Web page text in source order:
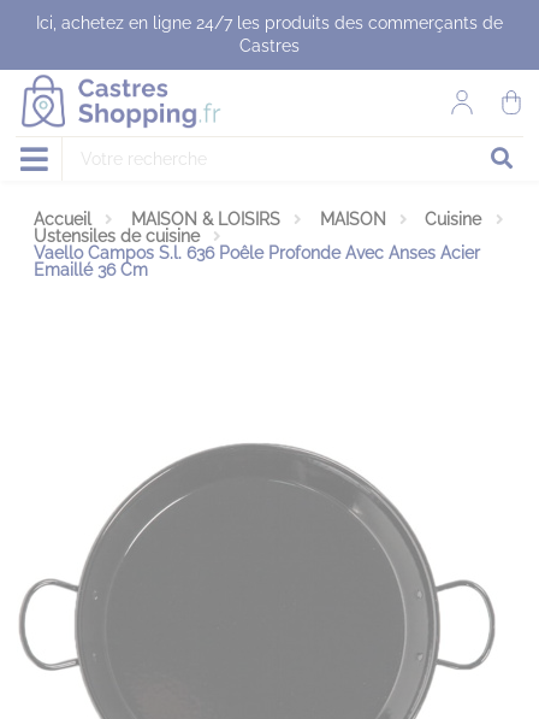
Ici, achetez en ligne 24/7 les produits des commerçants de
Castres
Accueil MAISON & LOISIRS MAISON
Cuisine
Ustensiles de cuisine
Vaello Campos S.l. 636 Poêle Profonde Avec Anses Acier
Emaillé 36 Cm
Panneau de gestion des cookies